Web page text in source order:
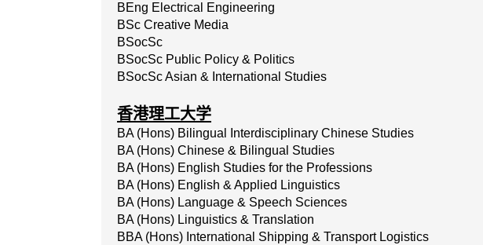
BEng Electrical Engineering
BSc Creative Media
BSocSc
BSocSc Public Policy & Politics
BSocSc Asian & International Studies
香港理工大学
BA (Hons) Bilingual Interdisciplinary Chinese Studies
BA (Hons) Chinese & Bilingual Studies
BA (Hons) English Studies for the Professions
BA (Hons) English & Applied Linguistics
BA (Hons) Language & Speech Sciences
BA (Hons) Linguistics & Translation
BBA (Hons) International Shipping & Transport Logistics